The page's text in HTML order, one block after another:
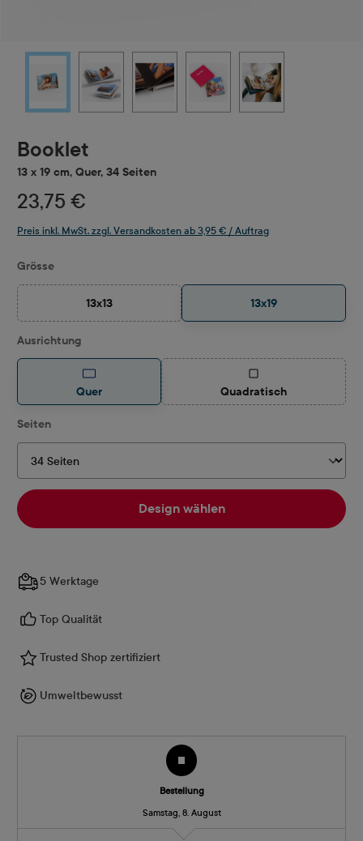
Booklet
13 x 19 cm, Quer, 34 Seiten
23,75 €
Preis inkl. MwSt. zzgl. Versandkosten ab 3,95 € / Auftrag
Grösseauswählen
13x13
(Diese Option ist zurzeit nicht verfügbar.)
13x19
Ausrichtungauswählen
Quer Quadratisch(Diese Option ist
Seitenauswählen
Design wählen
5 Werktage
Top Qualität
Trusted Shop zertifiziert
Umweltbewusst
Bestellung
Samstag, 8. August